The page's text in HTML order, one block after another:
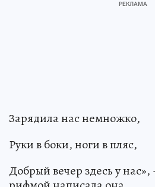
Зарядила нас немножко,
Руки в боки, ноги в пляс,
Добрый вечер здесь у